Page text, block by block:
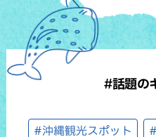
#話題の
#沖縄観光スポット